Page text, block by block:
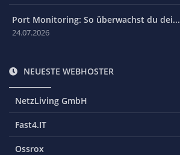
Port Monitoring: So überwachst du dei...
24.07.2026
NEUESTE WEBHOSTER
NetzLiving GmbH
Fast4.IT
Ossrox